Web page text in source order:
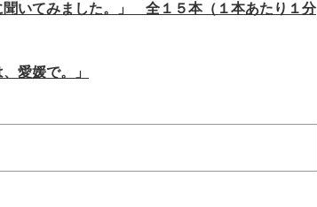
いてみました。」 全１５本（１本あたり１分
愛媛で。」